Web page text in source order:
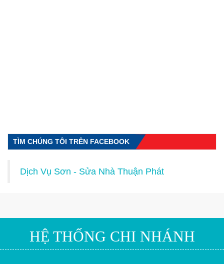
TÌM CHÚNG TÔI TRÊN FACEBOOK
Dịch Vụ Sơn - Sửa Nhà Thuận Phát
HỆ THỐNG CHI NHÁNH